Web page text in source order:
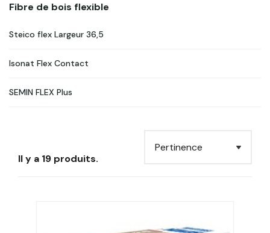
Fibre de bois flexible
Steico flex Largeur 36,5
Isonat Flex Contact
SEMIN FLEX Plus
Il y a 19 produits.